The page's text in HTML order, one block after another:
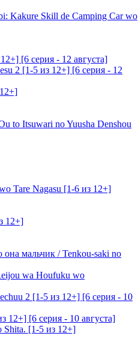
Kakure Skill de Camping Car wo
[6 серия - 12 августа]
2 [1-5 из 12+] [6 серия - 12
to Itsuwari no Yuusha Denshou
Tare Nagasu [1-6 из 12+]
12+]
мальчик / Tenkou-saki no
wa Houfuku wo
2 [1-5 из 12+] [6 серия - 10
12+] [6 серия - 10 августа]
[1-5 из 12+]